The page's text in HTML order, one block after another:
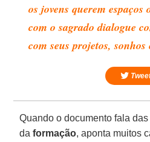
os jovens querem espaços
com o sagrado dialogue
com seus projetos, sonhos
Quando o documento fala
daformação, aponta muitos